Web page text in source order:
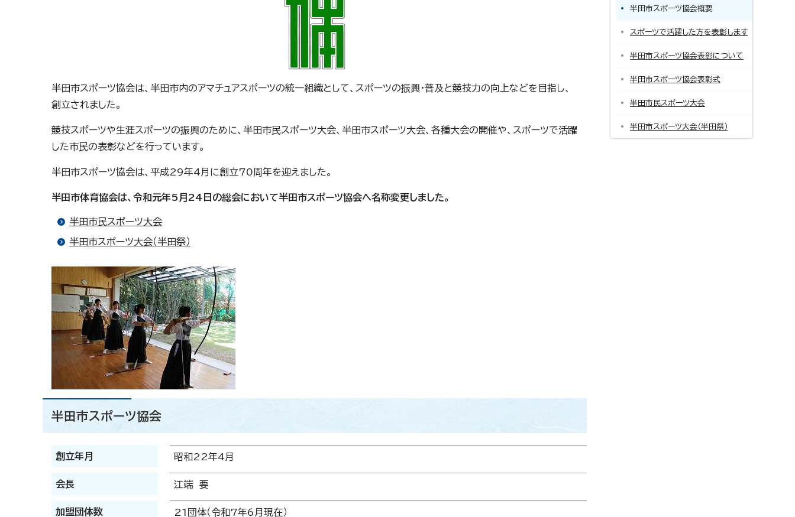
半田市スポーツ協会は、半田市内のアマチュアスポーツの統一組織として、スポーツの振興・普及と競技力の向上などを目指し、
創立されました。
競技スポーツや生涯スポーツの振興のために、半田市民スポーツ大会、半田市スポーツ大会、各種大会の開催や、スポーツで活躍
した市民の表彰などを行っています。
半田市スポーツ協会は、平成29年4月に創立70周年を迎えました。
半田市体育協会は、令和元年5月24日の総会において半田市スポーツ協会へ名称変更しました。
半田市民スポーツ大会
半田市スポーツ大会（半田祭）
半田市スポーツ協会
創立年月 昭和22年4月
会長 江端 要
加盟団体数 21団体（令和7年6月現在）
半田市スポーツ協会概要
スポーツで活躍した方を表彰します
半田市スポーツ協会表彰について
半田市スポーツ協会表彰式
半田市民スポーツ大会
半田市スポーツ大会（半田祭）